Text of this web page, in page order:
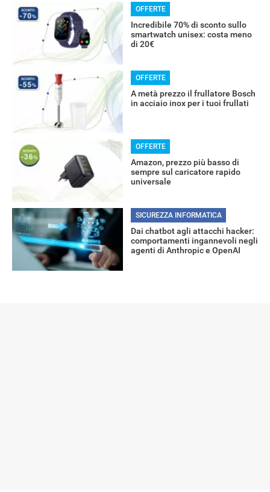
OFFERTE
Incredibile 70% di sconto sullo
smartwatch unisex: costa meno
di 20€
OFFERTE
A metà prezzo il frullatore Bosch
in acciaio inox per i tuoi frullati
OFFERTE
Amazon, prezzo più basso di
sempre sul caricatore rapido
universale
SICUREZZA INFORMATICA
Dai chatbot agli attacchi hacker:
comportamenti ingannevoli negli
agenti di Anthropic e OpenAI